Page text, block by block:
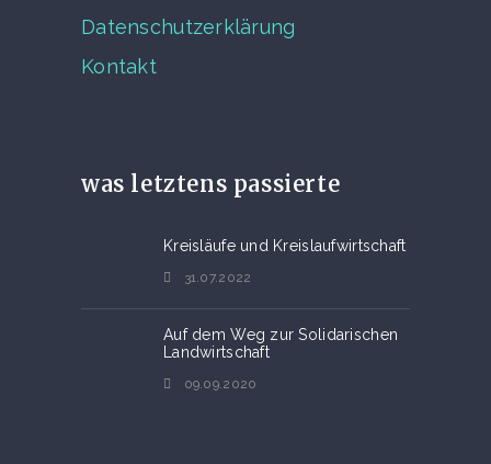
Datenschutzerklärung
Kontakt
was letztens passierte
Kreisläufe und Kreislaufwirtschaft
31.07.2022
Auf dem Weg zur Solidarischen
Landwirtschaft
09.09.2020